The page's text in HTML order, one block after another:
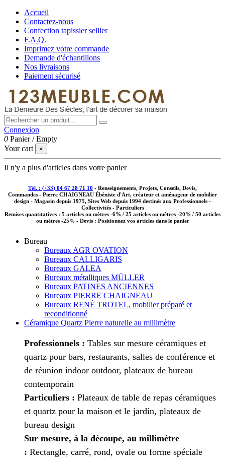
Accueil
Contactez-nous
Confection tapissier sellier
F.A.Q.
Imprimez votre commande
Demande d'échantillons
Nos livraisons
Paiement sécurisé
Connexion
0 Panier /Empty
Your cart
×
Il n'y a plus d'articles dans votre panier
Tél. : (+33) 04 67 28 71 10 - Renseignements, Projets, Conseils, Devis,
Commandes - Pierre CHAIGNEAU Ébéniste d'Art, créateur et aménageur de mobilier
design - Magasin depuis 1975, Sites Web depuis 1994 destinés aux Professionnels -
Collectivités - Particuliers
Remises quantitatives : 5 articles ou mètres -6% / 25 articles ou mètres -20% / 50 articles
ou mètres -25% - Devis : Positionnez vos articles dans le panier
Bureau
Bureaux AGR OVATION
Bureaux CALLIGARIS
Bureaux GALEA
Bureaux métalliques MÜLLER
Bureaux PATINES ANCIENNES
Bureaux PIERRE CHAIGNEAU
Bureaux RENÉ TROTEL, mobilier préparé et
reconditionné
Céramique Quartz Pierre naturelle au millimètre
Professionnels : Tables sur mesure céramiques et
quartz pour bars, restaurants, salles de conférence et
de réunion indoor outdoor, plateaux de bureau
contemporain
Particuliers : Plateaux de table de repas céramiques
et quartz pour la maison et le jardin, plateaux de
bureau design
Sur mesure, à la découpe, au millimètre
: Rectangle, carré, rond, ovale ou forme spéciale